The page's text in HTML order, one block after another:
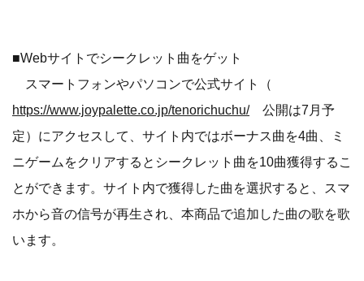
■Webサイトでシークレット曲をゲット
スマートフォンやパソコンで公式サイト（
https://www.joypalette.co.jp/tenorichuchu/ 公開は7月予
定）にアクセスして、サイト内ではボーナス曲を4曲、ミ
ニゲームをクリアするとシークレット曲を10曲獲得するこ
とができます。サイト内で獲得した曲を選択すると、スマ
ホから音の信号が再生され、本商品で追加した曲の歌を歌
います。